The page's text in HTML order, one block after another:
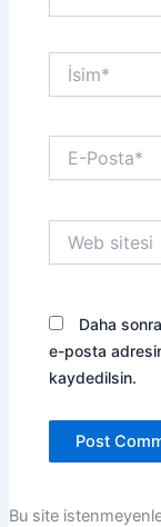
İsim*
Posta*
sitesi
Daha
e-posta
kaydedilsin.
Bu site